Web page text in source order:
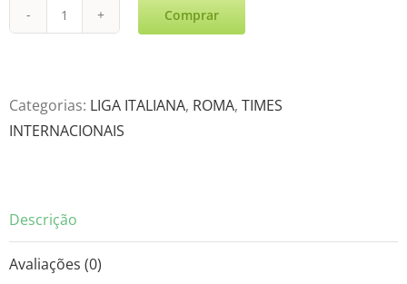
Roma
23-
24
Comprar
Categorias: LIGA ITALIANA, ROMA, TIMES
INTERNACIONAIS
Descrição
Avaliações (0)